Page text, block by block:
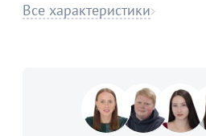
Все характеристики